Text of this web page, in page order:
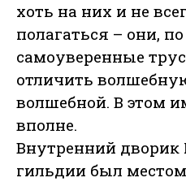
хоть на них и не
полагаться – они,
самоуверенные
отличить
волшебной. В этом
вполне.
Внутренний дворик
гильдии был